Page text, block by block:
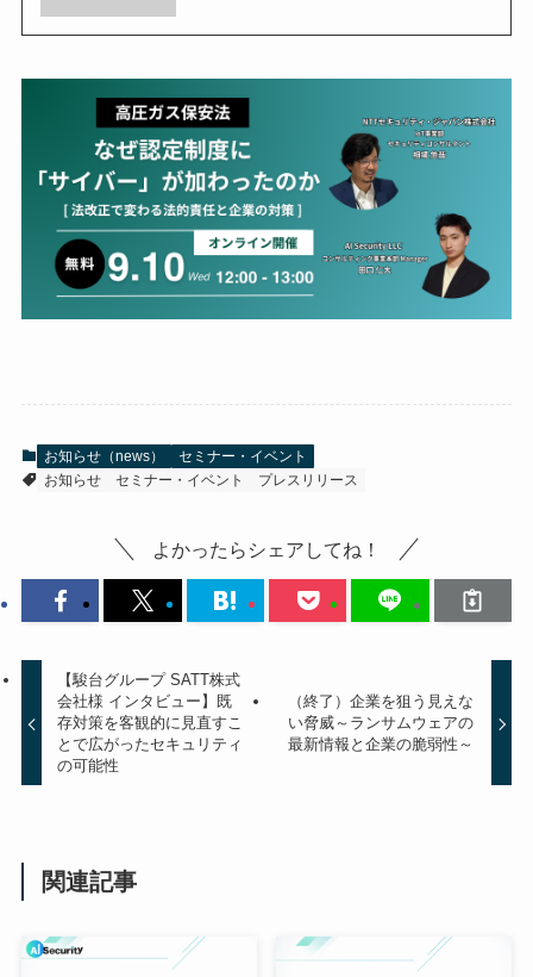
お知らせ（news）
セミナー・イベント
お知らせ
セミナー・イベント プレスリリース
よかったらシェアしてね！
【駿台グループ SATT株式
会社様 インタビュー】既
存対策を客観的に見直すこ
とで広がったセキュリティ
の可能性
（終了）企業を狙う見えな
い脅威～ランサムウェアの
最新情報と企業の脆弱性～
関連記事